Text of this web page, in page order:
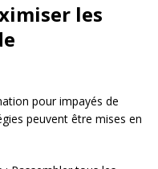
les
pour impayés de
peuvent être mises en